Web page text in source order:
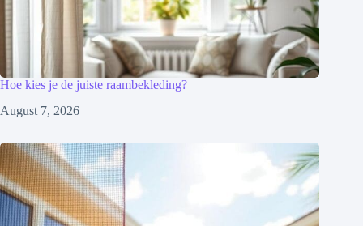
Hoe kies je de juiste raambekleding?
August 7, 2026